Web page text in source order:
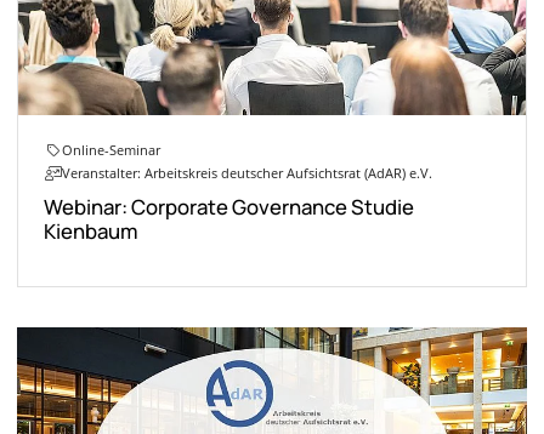
Online-Seminar
Veranstalter: Arbeitskreis deutscher Aufsichtsrat (AdAR) e.V.
Webinar: Corporate Governance Studie
Kienbaum